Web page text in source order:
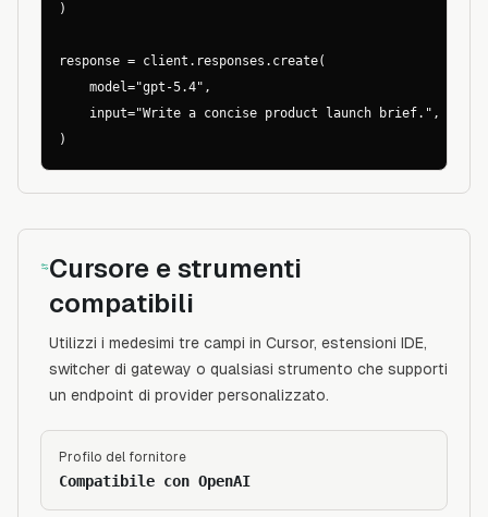
)
response = client.responses.create(
    model="gpt-5.4",
    input="Write a concise product launch brief.",
)
Cursore e strumenti
compatibili
Utilizzi i medesimi tre campi in Cursor, estensioni IDE,
switcher di gateway o qualsiasi strumento che supporti
un endpoint di provider personalizzato.
Profilo del fornitore
Compatibile con OpenAI